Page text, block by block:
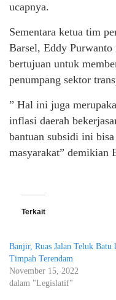
ucapnya.
Sementara ketua tim
Barsel, Eddy
bertujuan untuk
penumpang sektor
” Hal ini juga
inflasi daerah
bantuan subsidi ini
masyarakat” demikian
Terkait
Banjir, Ruas Jalan Teluk Batu
Timpah Terendam
November 15, 2022
dalam "Legislatif"